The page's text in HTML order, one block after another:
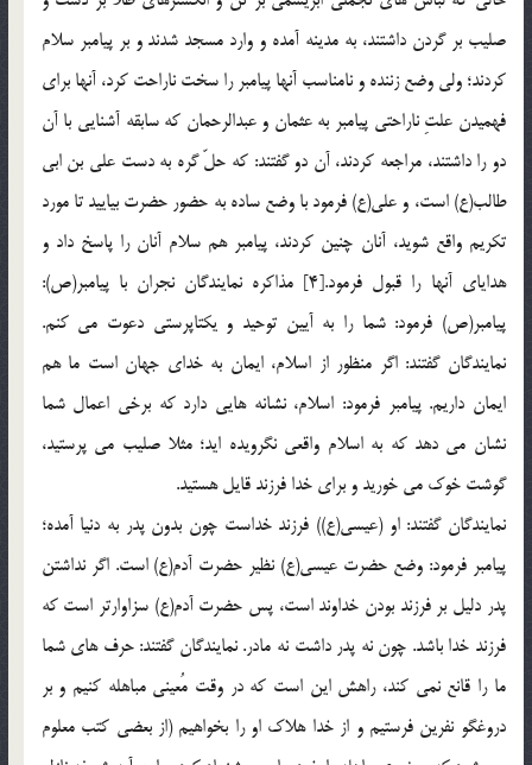
صليب بر گردن داشتند، به مدينه آمده و وارد مسجد شدند و بر پيامبر سلام
كردند؛ ولي وضع زننده و نامناسب آنها پيامبر را سخت ناراحت كرد، آنها براي
فهميدن علتِ ناراحتي پيامبر به عثمان و عبدالرحمان كه سابقه آشنايي با آن
دو را داشتند، مراجعه كردند، آن دو گفتند: كه حلّ گره به دست علي بن ابي
طالب(ع) است، و علي(ع) فرمود با وضع ساده به حضور حضرت بياييد تا مورد
تكريم واقع شويد، آنان چنين كردند، پيامبر هم سلام آنان را پاسخ داد و
هداياي آنها را قبول فرمود.[4] مذاكره نمايندگان نجران با پيامبر(ص):
پيامبر(ص) فرمود: شما را به آيين توحيد و يكتاپرستي دعوت مي كنم.
نمايندگان گفتند: اگر منظور از اسلام، ايمان به خداي جهان است ما هم
ايمان داريم. پيامبر فرمود: اسلام، نشانه هايي دارد كه برخي اعمال شما
نشان مي دهد كه به اسلام واقعي نگرويده ايد؛ مثلا صليب مي پرستيد،
گوشت خوك مي خوريد و براي خدا فرزند قايل هستيد.
نمايندگان گفتند: او (عيسي(ع)) فرزند خداست چون بدون پدر به دنيا آمده؛
پيامبر فرمود: وضع حضرت عيسي(ع) نظير حضرت آدم(ع) است. اگر نداشتن
پدر دليل بر فرزند بودن خداوند است، پس حضرت آدم(ع) سزاوارتر است كه
فرزند خدا باشد. چون نه پدر داشت نه مادر. نمايندگان گفتند: حرف هاي شما
ما را قانع نمي كند، راهش اين است كه در وقت مُعيني مباهله كنيم و بر
دروغگو نفرين فرستيم و از خدا هلاك او را بخواهيم (از بعضي كتب معلوم